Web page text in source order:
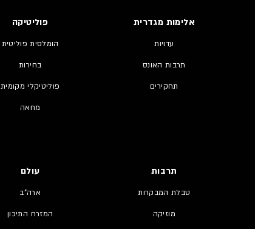
אלימות מגדרית
עדויות
תרבות האונס
תחקירים
פוליטיקה
הומלסית פוליטית
בחירות
פוליטיקלי מקומית
מחאה
תרבות
טבלת המבקרות
מוזיקה
עולם
ארה"ב
המזרח התיכון